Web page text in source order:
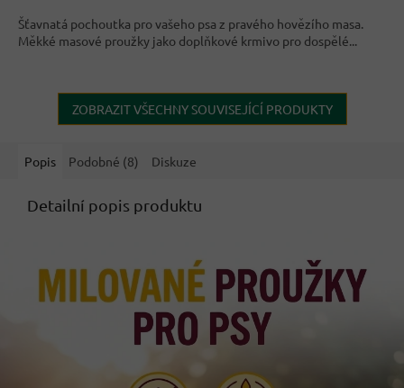
5
hvězdiček.
Šťavnatá pochoutka pro vašeho psa z pravého hovězího masa.
Měkké masové proužky jako doplňkové krmivo pro dospělé...
ZOBRAZIT VŠECHNY SOUVISEJÍCÍ PRODUKTY
Popis Podobné (8) Diskuze
Detailní popis produktu